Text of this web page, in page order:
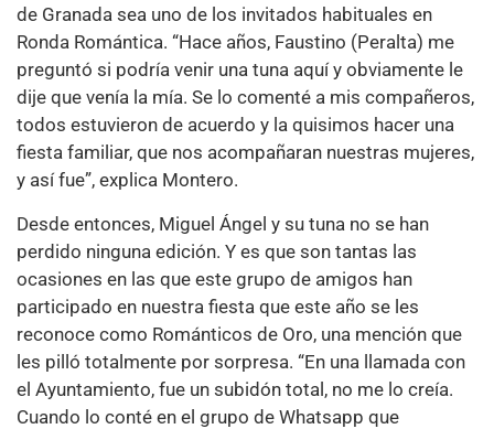
de Granada sea uno de los invitados habituales en
Ronda Romántica. “Hace años, Faustino (Peralta) me
preguntó si podría venir una tuna aquí y obviamente le
dije que venía la mía. Se lo comenté a mis compañeros,
todos estuvieron de acuerdo y la quisimos hacer una
fiesta familiar, que nos acompañaran nuestras mujeres,
y así fue”, explica Montero.
Desde entonces, Miguel Ángel y su tuna no se han
perdido ninguna edición. Y es que son tantas las
ocasiones en las que este grupo de amigos han
participado en nuestra fiesta que este año se les
reconoce como Románticos de Oro, una mención que
les pilló totalmente por sorpresa. “En una llamada con
el Ayuntamiento, fue un subidón total, no me lo creía.
Cuando lo conté en el grupo de Whatsapp que